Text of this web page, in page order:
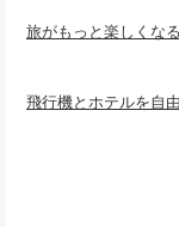
旅がもっと楽しくな
飛行機とホテルを自